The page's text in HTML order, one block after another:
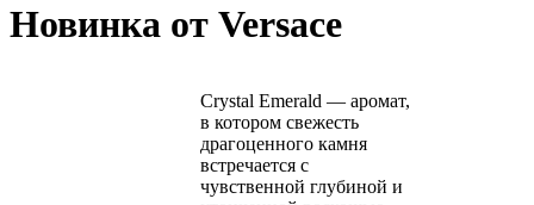
Новинка от Versace
Crystal Emerald — аромат,
в котором свежесть
драгоценного камня
встречается с
чувственной глубиной и